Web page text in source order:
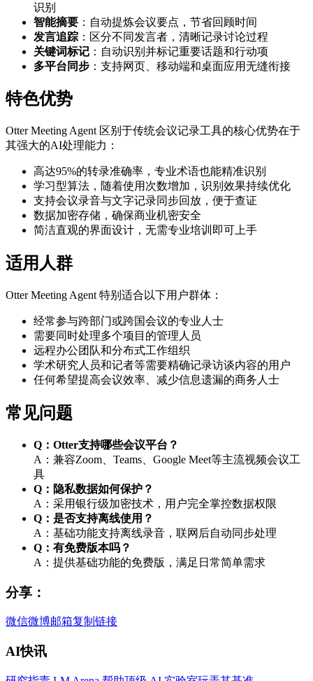
识别
智能摘要 ：自动提炼会议要点，节省回顾时间
发言追踪 ：区分不同发言者，清晰记录讨论过程
关键词标记 ：自动识别并标记重要话题和行动项
多平台同步 ：支持网页、移动端和桌面应用无缝衔接
特色优势
Otter Meeting Agent 区别于传统会议记录工具的核心优势在于
其强大的AI处理能力：
高达95%的转录准确率，专业术语也能精准识别
学习型算法，随着使用次数增加，识别效果持续优化
支持会议录音与文字记录同步回放，便于查证
数据加密存储，确保商业机密安全
简洁直观的界面设计，无需专业培训即可上手
适用人群
Otter Meeting Agent 特别适合以下用户群体：
经常参与跨部门或跨国会议的专业人士
需要同时处理多个项目的管理人员
远程办公团队和分布式工作组织
学术研究人员和记者等需要精确记录访谈内容的用户
任何希望提高会议效率、减少信息遗漏的商务人士
常见问题
Q：Otter支持哪些会议平台？
A：兼容Zoom、Teams、Google Meet等主流视频会议工
具
Q：隐私数据如何保护？
A：采用银行级加密技术，用户完全掌控数据权限
Q：是否支持离线使用？
A：基础功能支持离线录音，联网后自动同步处理
Q：有免费版本吗？
A：提供基础功能的免费版，满足日常简单需求
分享：
微信微博邮箱复制链接
AI快讯